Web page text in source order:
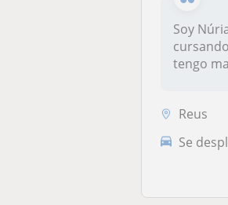
Soy
tengo
Reus
Se